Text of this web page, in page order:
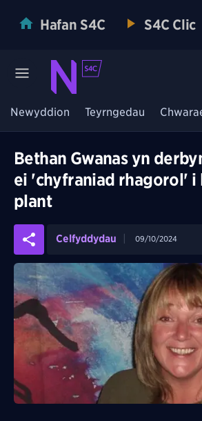
Hafan S4C S4C Clic
Newyddion Teyrngedau
Bethan Gwanas yn
ei 'chyfraniad rhagorol' i
plant
Celfyddydau 09/10/2024